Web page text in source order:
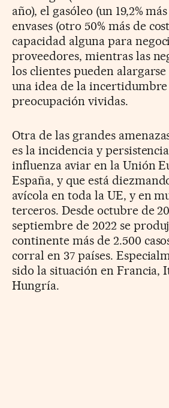
año), el gasóleo (un 19,2%
envases (otro 50% más de
capacidad alguna para
proveedores, mientras las
los clientes pueden alargarse
una idea de la
preocupación vividas.
Otra de las grandes
es la incidencia y
influenza aviar en la Unión
España, y que está
avícola en toda la UE, y en
terceros. Desde octubre de
septiembre de 2022 se
continente más de 2.500
corral en 37 países.
sido la situación en Francia,
Hungría.